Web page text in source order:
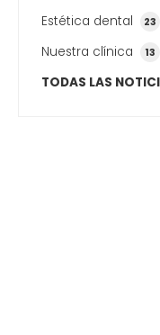
TODAS LAS
Estética dental 23
Nuestra clínica 13